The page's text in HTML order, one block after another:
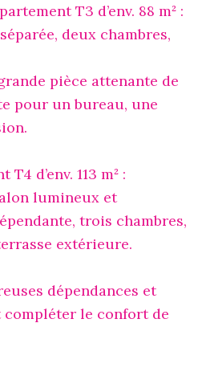
T3 d’env. 88 m² :
deux chambres,
pièce attenante de
pour un bureau, une
d’env. 113 m² :
lumineux et
trois chambres,
extérieure.
dépendances et
compléter le confort de